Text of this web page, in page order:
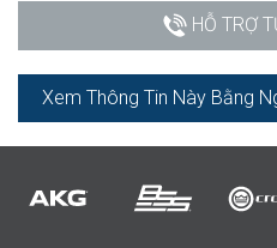
HỖ TRỢ
Xem Thông Tin Này Bằng